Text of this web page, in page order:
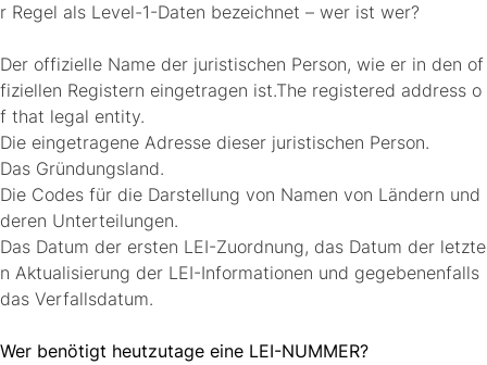
r Regel als Level-1-Daten bezeichnet – wer ist wer?
Der offizielle Name der juristischen Person, wie er in den of
fiziellen Registern eingetragen ist.The registered address o
f that legal entity.
Die eingetragene Adresse dieser juristischen Person.
Das Gründungsland.
Die Codes für die Darstellung von Namen von Ländern und
deren Unterteilungen.
Das Datum der ersten LEI-Zuordnung, das Datum der letzte
n Aktualisierung der LEI-Informationen und gegebenenfalls
das Verfallsdatum.
Wer benötigt heutzutage eine LEI-NUMMER?